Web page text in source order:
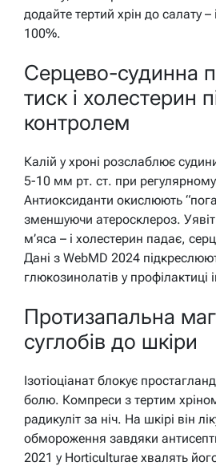
додайте тертий хрін до салату –
100%.
Серцево-судинна
тиск і холестерин
контролем
Калій у хроні розслаблює
5-10 мм рт. ст. при
Антиоксиданти окислюють
зменшуючи атеросклероз.
м’яса – і холестерин падає,
Дані з WebMD 2024
глюкозинолатів у профілактиці
Протизапальна
суглобів до шкіри
Ізотіоціанат блокує
болю. Компреси з тертим
радикуліт за ніч. На шкірі він
обмороження завдяки
2021 у Horticulturae хвалять